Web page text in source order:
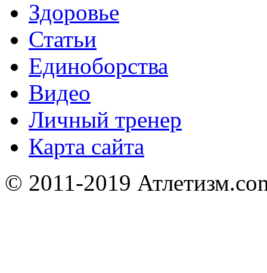
Здоровье
Статьи
Единоборства
Видео
Личный тренер
Карта сайта
© 2011-2019